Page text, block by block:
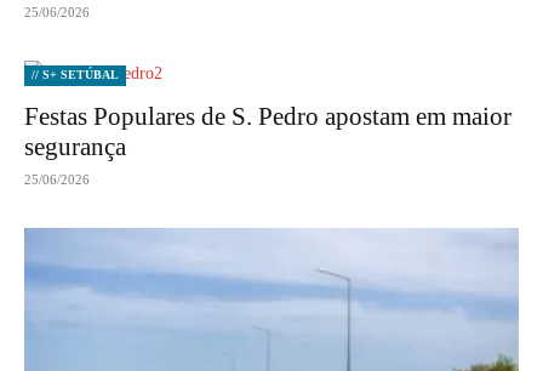
25/06/2026
// S+ SETÚBAL
Festas Populares de S. Pedro apostam em maior
segurança
25/06/2026